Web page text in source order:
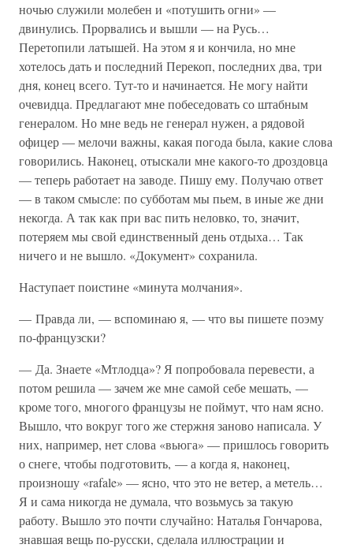
ночью служили молебен и «потушить огни» —
двинулись. Прорвались и вышли — на Русь…
Перетопили латышей. На этом я и кончила, но мне
хотелось дать и последний Перекоп, последних два, три
дня, конец всего. Тут-то и начинается. Не могу найти
очевидца. Предлагают мне побеседовать со штабным
генералом. Но мне ведь не генерал нужен, а рядовой
офицер — мелочи важны, какая погода была, какие слова
говорились. Наконец, отыскали мне какого-то дроздовца
— теперь работает на заводе. Пишу ему. Получаю ответ
— в таком смысле: по субботам мы пьем, в иные же дни
некогда. А так как при вас пить неловко, то, значит,
потеряем мы свой единственный день отдыха… Так
ничего и не вышло. «Документ» сохранила.
Наступает поистине «минута молчания».
— Правда ли, — вспоминаю я, — что вы пишете поэму
по-французски?
— Да. Знаете «Мтлодца»? Я попробовала перевести, а
потом решила — зачем же мне самой себе мешать, —
кроме того, многого французы не поймут, что нам ясно.
Вышло, что вокруг того же стержня заново написала. У
них, например, нет слова «вьюга» — пришлось говорить
о снеге, чтобы подготовить, — а когда я, наконец,
произношу «rafale» — ясно, что это не ветер, а метель…
Я и сама никогда не думала, что возьмусь за такую
работу. Вышло это почти случайно: Наталья Гончарова,
знавшая вещь по-русски, сделала иллюстрации и